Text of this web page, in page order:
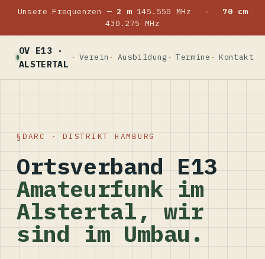
Unsere Frequenzen — 2 m145.550 MHz ·
70 cm
430.275 MHz
OV E13 ·
ALSTERTAL
Verein Ausbildung Termine Kontakt
DARC · DISTRIKT HAMBURG
Ortsverband E13
Amateurfunk im
Alstertal, wir
sind im Umbau.